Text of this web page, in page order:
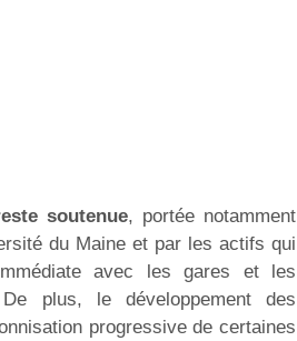
soutenue, portée notamment
du Maine et par les actifs qui
avec les gares et les
plus, le développement des
progressive de certaines